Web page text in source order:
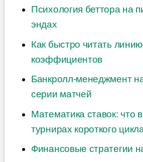
Психология беттора на
эндах
Как быстро читать линию
коэффициентов
Банкролл-менеджмент
серии матчей
Математика ставок: что
турнирах короткого
Финансовые стратегии